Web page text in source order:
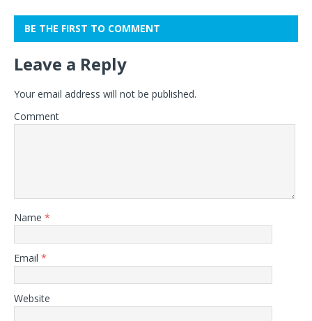
BE THE FIRST TO COMMENT
Leave a Reply
Your email address will not be published.
Comment
Name *
Email *
Website